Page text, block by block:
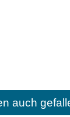
auch